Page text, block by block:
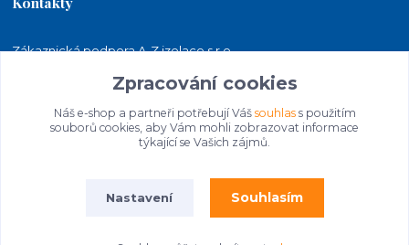
Zákaznická podpora A-Z izolace s.r.o.
jakubkaleta@azizolace.cz
Zpracování cookies
Náš e-shop a partneři potřebují Váš souhlass použitím
souborů cookies, aby Vám mohli zobrazovat informace
týkající se Vašich zájmů.
Nastavení Souhlasím